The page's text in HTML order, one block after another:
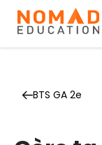
BTS GA 2e